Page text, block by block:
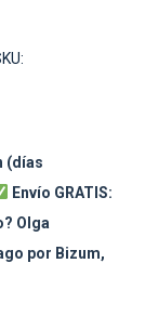
(días
Envío GRATIS:
Olga
por Bizum,